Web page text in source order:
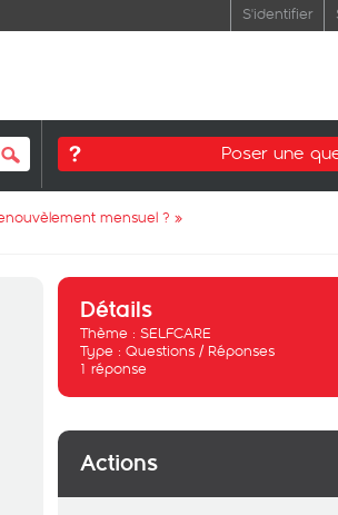
S'identifier
Poser une
mensuel ? »
Détails
Thème : SELFCARE
Type : Questions / Réponses
1 réponse
Actions